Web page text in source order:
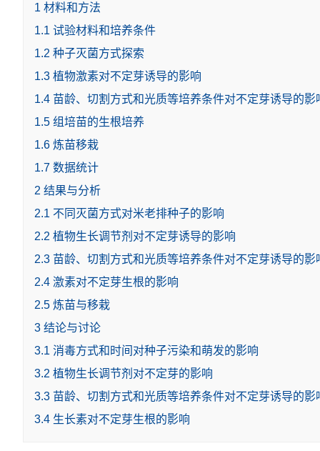
1 材料和方法
1.1 试验材料和培养条件
1.2 种子灭菌方式探索
1.3 植物激素对不定芽诱导的影响
1.4 苗龄、切割方式和光质等培养条件对不定芽诱导的影
1.5 组培苗的生根培养
1.6 炼苗移栽
1.7 数据统计
2 结果与分析
2.1 不同灭菌方式对米老排种子的影响
2.2 植物生长调节剂对不定芽诱导的影响
2.3 苗龄、切割方式和光质等培养条件对不定芽诱导的影
2.4 激素对不定芽生根的影响
2.5 炼苗与移栽
3 结论与讨论
3.1 消毒方式和时间对种子污染和萌发的影响
3.2 植物生长调节剂对不定芽的影响
3.3 苗龄、切割方式和光质等培养条件对不定芽诱导的影
3.4 生长素对不定芽生根的影响